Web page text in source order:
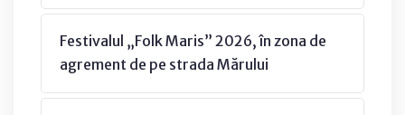
Festivalul „Folk Maris” 2026, în zona de
agrement de pe strada Mărului